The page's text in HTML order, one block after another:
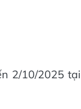
2/10/2025 tại